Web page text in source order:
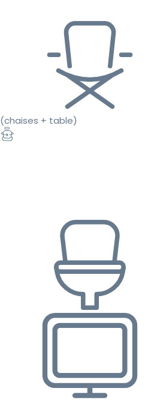
(chaises + table)